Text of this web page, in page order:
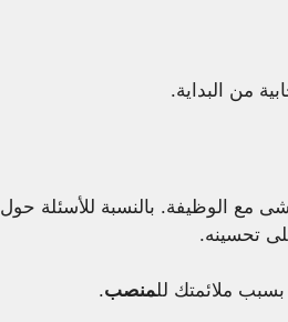
من البداية.
مع الوظيفة. بالنسبة للأسئلة حول
تحسينه.
ملائمتك للمنصب.